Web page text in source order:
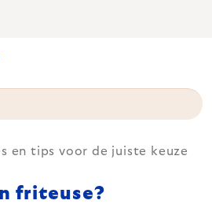
en tips voor de juiste keuze
friteuse?